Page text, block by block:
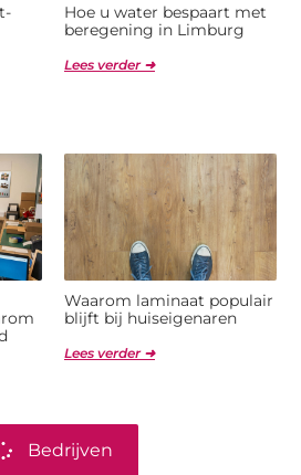
Hoe u water bespaart met
beregening in Limburg
Lees verder ➜
Waarom laminaat populair
blijft bij huiseigenaren
Lees verder ➜
Bedrijven